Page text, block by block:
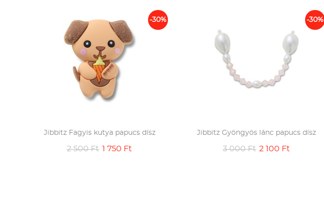
-30%
Jibbitz Fagyis kutya papucs dísz
2 500 Ft 1 750 Ft
-30%
Jibbitz Gyöngyös lánc papucs dísz
3 000 Ft 2 100 Ft